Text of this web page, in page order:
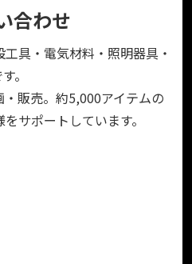
合わせ
具・電気材料・照明器具・
。
販売。約5,000アイテムの
サポートしています。